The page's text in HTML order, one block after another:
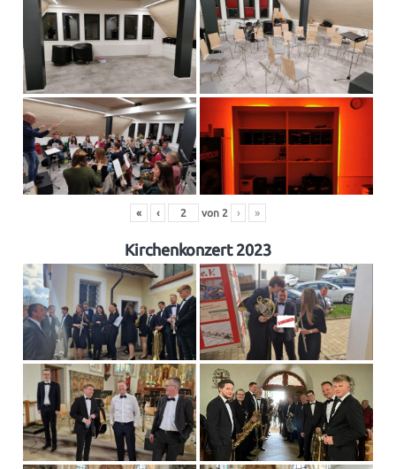
« ‹ von 2 › »
Kirchenkonzert 2023